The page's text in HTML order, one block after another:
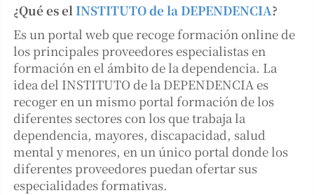
¿Qué es elINSTITUTO de la DEPENDENCIA?
Es un portal web que recoge formación online de
los principales proveedores especialistas en
formación en el ámbito de la dependencia. La
idea del INSTITUTO de la DEPENDENCIA es
recoger en un mismo portal formación de los
diferentes sectores con los que trabaja la
dependencia, mayores, discapacidad, salud
mental y menores, en un único portal donde los
diferentes proveedores puedan ofertar sus
especialidades formativas.